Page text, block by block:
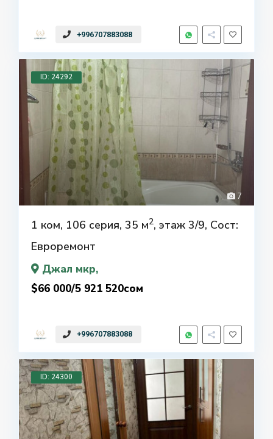
+996707883088
7
ID: 24292
1 ком, 106 серия, 35 м2, этаж 3/9, Сост:
Евроремонт
Джал мкр,
$66 000/5 921 520сом
+996707883088
ID: 24300